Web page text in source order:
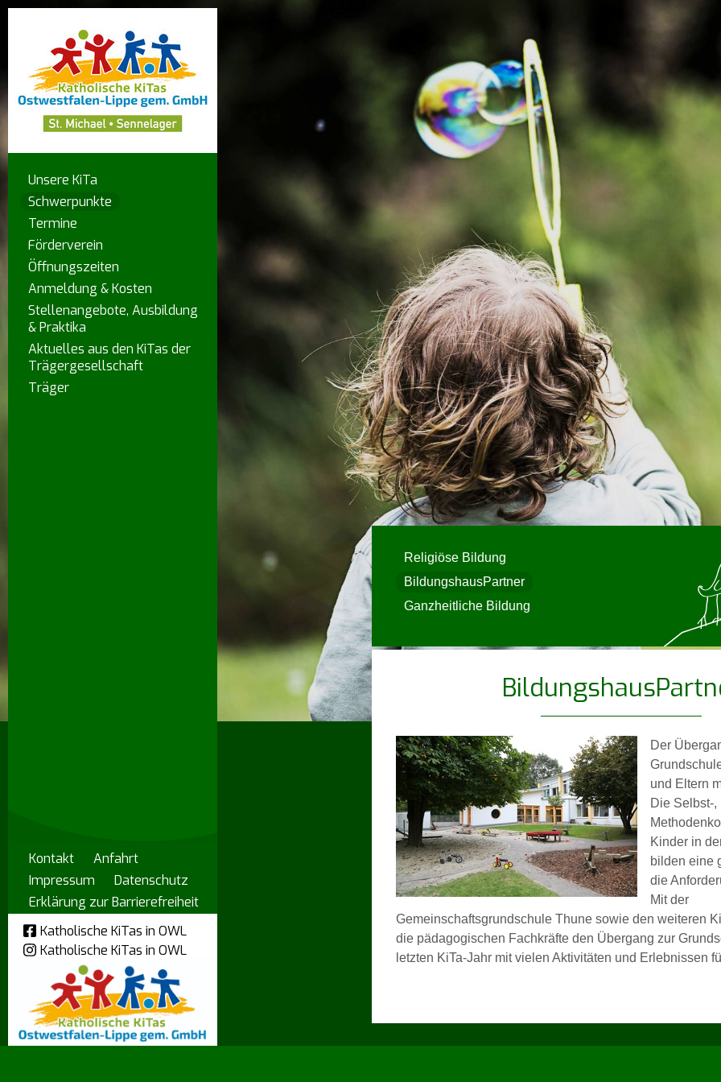
Unsere KiTa
Schwerpunkte
Termine
Förderverein
Öffnungszeiten
Anmeldung & Kosten
Stellenangebote, Ausbildung
& Praktika
Aktuelles aus den KiTas der
Trägergesellschaft
Träger
Kontakt
Anfahrt
Impressum
Datenschutz
Erklärung zur Barrierefreiheit
Katholische KiTas in OWL
Katholische KiTas in OWL
Religiöse Bildung
BildungshausPartner
Ganzheitliche Bildung
Der
und Eltern
Die Selbst-
Kinder in
bilden eine
die
Mit der
Gemeinschaftsgrundschule Thune sowie den weiteren
die pädagogischen Fachkräfte den Übergang zur
letzten KiTa-Jahr mit vielen Aktivitäten und Erlebnissen